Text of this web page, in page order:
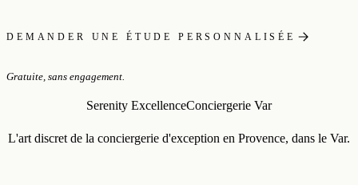
DEMANDER UNE ÉTUDE PERSONNALISÉE
Gratuite, sans engagement.
Serenity ExcellenceConciergerie Var
L'art discret de la conciergerie d'exception en Provence, dans le Var.